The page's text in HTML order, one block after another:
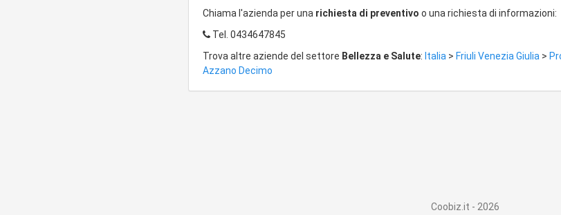
Chiama l'azienda per una richiesta di preventivo o una richiesta di informazioni:
Tel. 0434647845
Trova altre aziende del settore Bellezza e Salute: Italia > Friuli Venezia Giulia >
Azzano Decimo
Coobiz.it - 2026